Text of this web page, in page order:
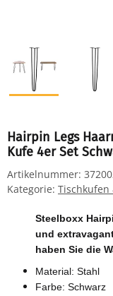
Hairpin Legs
Kufe 4er Set
Artikelnummer:
Kategorie:
Steelboxx
und
haben Sie die
Material: Stahl
Farbe: Schwarz